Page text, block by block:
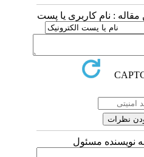
: نام کاربری یا پست
نویسنده مسئول